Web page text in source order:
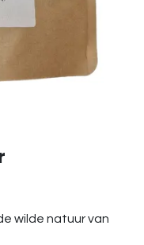
wilde natuur van